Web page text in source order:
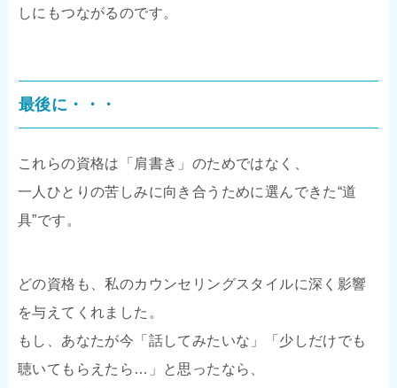
しにもつながるのです。
最後に・・・
これらの資格は「肩書き」のためではなく、
一人ひとりの苦しみに向き合うために選んできた“道
具”です。
どの資格も、私のカウンセリングスタイルに深く影響
を与えてくれました。
もし、あなたが今「話してみたいな」「少しだけでも
聴いてもらえたら…」と思ったなら、